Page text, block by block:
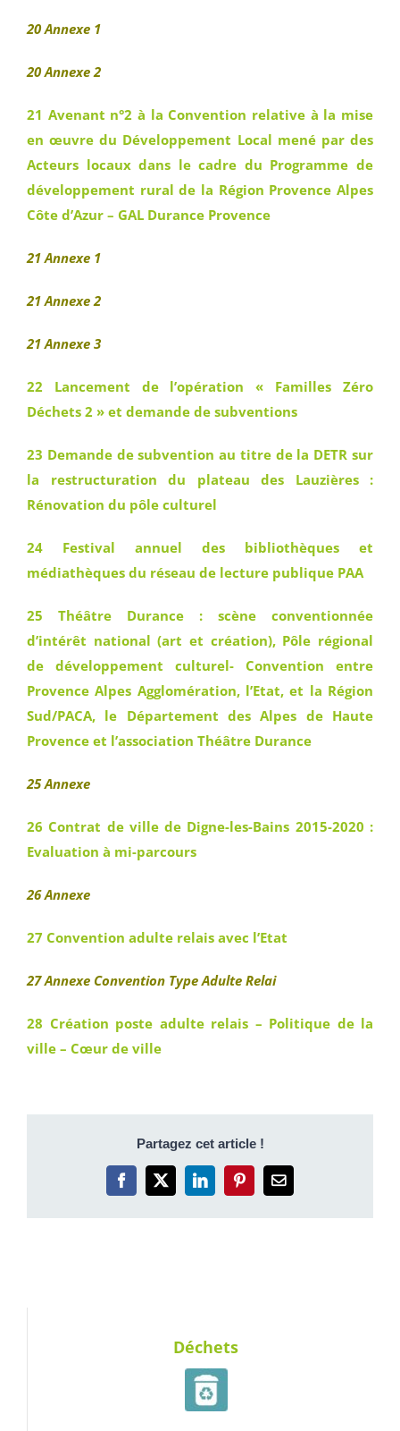
20 Annexe 1
20Annexe 2
21 Avenant n°2 à la Convention relative à la mise
en œuvre du Développement Local mené par des
Acteurs locaux dans le cadre du Programme de
développement rural de la Région Provence Alpes
Côte d’Azur – GAL Durance Provence
21 Annexe 1
21 Annexe 2
21 Annexe 3
22 Lancement de l’opération « Familles Zéro
Déchets 2 » et demande de subventions
23 Demande de subvention au titre de la DETR sur
la restructuration du plateau des Lauzières :
Rénovation du pôle culturel
24 Festival annuel des bibliothèques et
médiathèques du réseau de lecture publique PAA
25 Théâtre Durance : scène conventionnée
d’intérêt national (art et création), Pôle régional
de développement culturel- Convention entre
Provence Alpes Agglomération, l’Etat, et la Région
Sud/PACA, le Département des Alpes de Haute
Provence et l’association Théâtre Durance
25 Annexe
26 Contrat de ville de Digne-les-Bains 2015-2020 :
Evaluation à mi-parcours
26 Annexe
27 Convention adulte relais avec l’Etat
27 Annexe Convention Type Adulte Relai
28 Création poste adulte relais – Politique de la
ville – Cœur de ville
Partagez cet article !
Facebook
X LinkedInPinterestEmail
Déchets